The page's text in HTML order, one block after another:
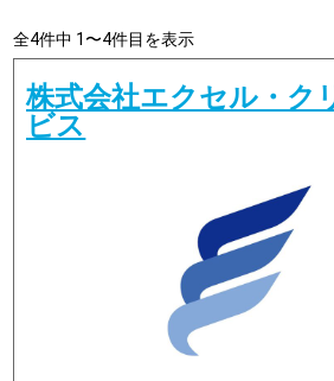
全4件中 1〜4件目を表示
株式会社エクセル・ク
ビス